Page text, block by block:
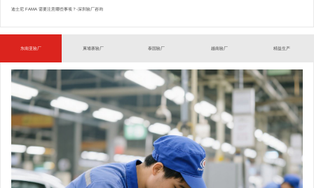
迪士尼 FAMA 需要注意哪些事项？-深圳验厂咨询
东南亚验厂 柬埔寨验厂 泰国验厂 越南验厂 精益生产